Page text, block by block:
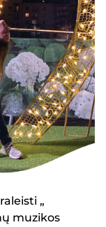
„
muzikos